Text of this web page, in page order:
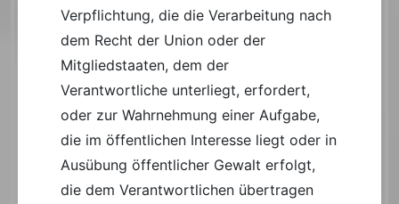
Verpflichtung, die die Verarbeitung nach
dem Recht der Union oder der
Mitgliedstaaten, dem der
Verantwortliche unterliegt, erfordert,
oder zur Wahrnehmung einer Aufgabe,
die im öffentlichen Interesse liegt oder in
Ausübung öffentlicher Gewalt erfolgt,
die dem Verantwortlichen übertragen